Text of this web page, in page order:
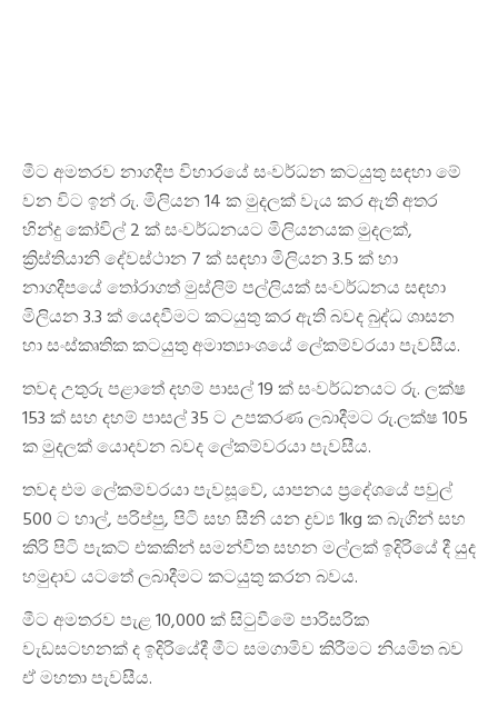
මීට අමතරව නාගදීප විහාරයේ සංවර්ධන කටයුතු සඳහා මේ
වන විට ඉන් රු. මිලියන 14 ක මුදලක් වැය කර ඇති අතර
හින්දු කෝවිල් 2 ක් සංවර්ධනයට මිලියනයක මුදලක්,
ක්‍රිස්තියානි දේවස්ථාන 7 ක් සඳහා මිලියන 3.5 ක් හා
නාගදීපයේ තෝරාගත් මුස්ලිම් පල්ලියක් සංවර්ධනය සඳහා
මිලියන 3.3 ක් යෙදවීමට කටයුතු කර ඇති බවද බුද්ධ ශාසන
හා සංස්කෘතික කටයුතු අමාත්‍යාංශයේ ලේකම්වරයා පැවසීය.
තවද උතුරු පළාතේ දහම් පාසල් 19 ක් සංවර්ධනයට රු. ලක්ෂ
153 ක් සහ දහම් පාසල් 35 ට උපකරණ ලබාදීමට රු.ලක්ෂ 105
ක මුදලක් යොදවන බවද ලේකම්වරයා පැවසීය.
තවද එම ලේකම්වරයා පැවසූවේ, යාපනය ප්‍රදේශයේ පවුල්
500 ට හාල්, පරිප්පු, පිටි සහ සීනි යන ද්‍රව්‍ය 1kg ක බැගින් සහ
කිරි පිටි පැකට් එකකින් සමන්විත සහන මල්ලක් ඉදිරියේ දී යුද
හමුදාව යටතේ ලබාදීමට කටයුතු කරන බවය.
මීට අමතරව පැළ 10,000 ක් සිටුවීමේ පාරිසරික
වැඩසටහනක් ද ඉදිරියේදී මීට සමගාමිව කිරීමට නියමිත බව
ඒ මහතා පැවසීය.